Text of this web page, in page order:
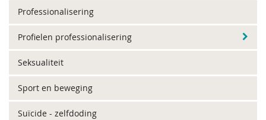
Professionalisering
Profielen professionalisering
Seksualiteit
Sport en beweging
Suïcide - zelfdoding